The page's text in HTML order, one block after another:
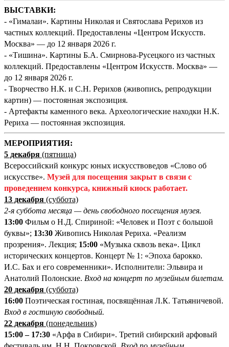
ВЫСТАВКИ:
- «Гималаи». Картины Николая и Святослава Рерихов из
частных коллекций. Предоставлены «Центром Искусств.
Москва» — до 12 января 2026 г.
- «Тишина». Картины Б.А. Смирнова-Русецкого из частных
коллекций. Предоставлены «Центром Искусств. Москва» —
до 12 января 2026 г.
- Творчество Н.К. и С.Н. Рерихов (живопись, репродукции
картин) — постоянная экспозиция.
- Артефакты каменного века. Археологические находки Н.К.
Рериха — постоянная экспозиция.
МЕРОПРИЯТИЯ:
5 декабря (пятница)
Всероссийский конкурс юных искусствоведов «Слово об
искусстве». Музей для посещения закрыт в связи с
проведением конкурса, книжный киоск работает.
13 декабря (суббота)
2-я суббота месяца — день свободного посещения музея.
13:00 Фильм о Н.Д. Спириной: «Человек и Поэт с большой
буквы»; 13:30 Живопись Николая Рериха. «Реализм
прозрения». Лекция; 15:00 «Музыка сквозь века». Цикл
исторических концертов. Концерт № 1: «Эпоха барокко.
И.С. Бах и его современники». Исполнители: Эльвира и
Анатолий Полонские. Вход на концерт по музейным билетам.
20 декабря (суббота)
16:00 Поэтическая гостиная, посвящённая Л.К. Татьяничевой.
Вход в гостиную свободный.
22 декабря (понедельник)
15:00 – 17:30 «Арфа в Сибири». Третий сибирский арфовый